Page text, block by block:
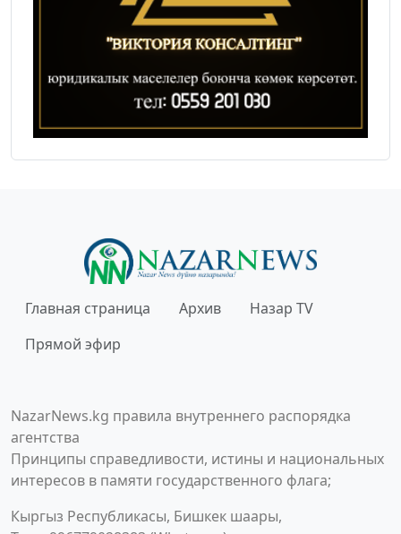
Главная страница Архив
Назар TV
Прямой эфир
NazarNews.kg правила внутреннего распорядка
агентства
Принципы справедливости, истины и национальных
интересов в памяти государственного флага;
Кыргыз Республикасы, Бишкек шаары,